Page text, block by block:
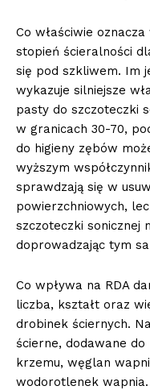
Co właściwie
stopień ścieralności
się pod szkliwem. Im
wykazuje silniejsze
pasty do szczoteczki
w granicach 30-70,
do higieny zębów
wyższym
sprawdzają się w
powierzchniowych,
szczoteczki sonicznej
doprowadzając tym
Co wpływa na RDA
liczba, kształt oraz
drobinek ściernych.
ścierne, dodawane
krzemu, węglan
wodorotlenek